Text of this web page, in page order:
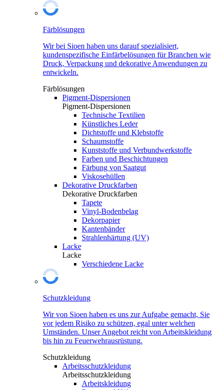
Färblösungen
Wir bei Sioen haben uns darauf spezialisiert,
kundenspezifische Einfärbelösungen für Branchen wie
Druck, Verpackung und dekorative Anwendungen zu
entwickeln.
Färblösungen
Pigment-Dispersionen
Pigment-Dispersionen
Technische Textilien
Künstliches Leder
Dichtstoffe und Klebstoffe
Schaumstoffe
Kunststoffe und Verbundwerkstoffe
Farben und Beschichtungen
Färbung von Saatgut
Viskosehüllen
Dekorative Druckfarben
Dekorative Druckfarben
Tapete
Vinyl-Bodenbelag
Dekorpapier
Kantenbänder
Strahlenhärtung (UV)
Lacke
Lacke
Verschiedene Lacke
Schutzkleidung
Wir von Sioen haben es uns zur Aufgabe gemacht, Sie
vor jedem Risiko zu schützen, egal unter welchen
Umständen. Unser Angebot reicht von Arbeitskleidung
bis hin zu Feuerwehrausrüstung.
Schutzkleidung
Arbeitsschutzkleidung
Arbeitsschutzkleidung
Arbeitskleidung